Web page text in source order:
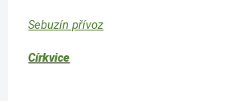
Sebuzín přívoz
Církvice